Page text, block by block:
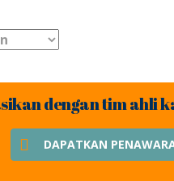
dengan tim ahli
DAPATKAN